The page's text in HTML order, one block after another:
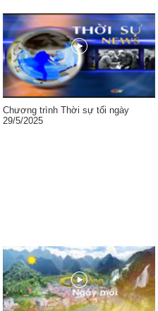
Chương trình Thời sự tối ngày
29/5/2025